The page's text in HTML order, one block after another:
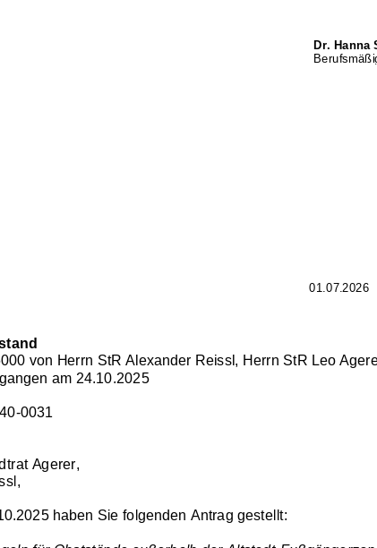
01.07.2026
von Herrn StR Alexander Reissl, Herrn StR Leo
am 24.10.2025
40-0031
Agerer
haben Sie folgenden Antrag gestellt:
Dr. Hanna